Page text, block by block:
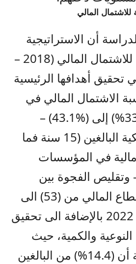
للاشتمال المالي
أن الاستراتيجية
الوطنية السابقة للاشتمال المالي (2018 –
تحقيق أهدافها الرئيسية
الاشتمال المالي في
المملكة من (33.1%) إلى (%43.1) –
مقاساً بنسبة ملكية البالغين (15 سنة فما
في المؤسسات
وتقليص الفجوة بين
الجنسين في القطاع المالي من (53) الى
(22) بحلول عام 2022 بالإضافة الى تحقيق
النوعية والكمية، حيث
أظهرت الدراسة أن (14.4%) من البالغين